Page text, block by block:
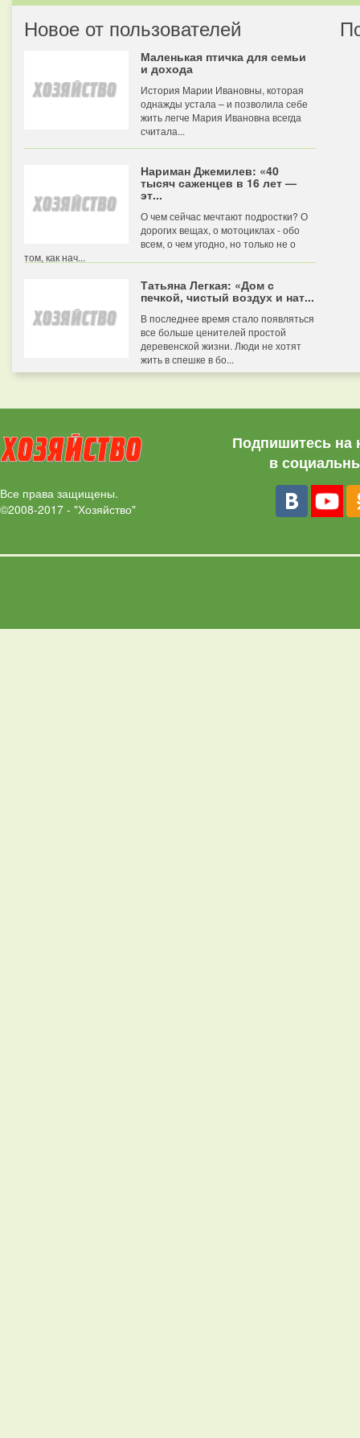
Новое от пользователей
Маленькая птичка для семьи
и дохода
История Марии Ивановны, которая
однажды устала – и позволила себе
жить легче Мария Ивановна всегда
считала...
Нариман Джемилев: «40
тысяч саженцев в 16 лет —
эт...
О чем сейчас мечтают подростки? О
дорогих вещах, о мотоциклах - обо
всем, о чем угодно, но только не о
том, как нач...
Татьяна Легкая: «Дом с
печкой, чистый воздух и нат...
В последнее время стало появляться
все больше ценителей простой
деревенской жизни. Люди не хотят
жить в спешке в бо...
Все права защищены.
©2008-2017 - "Хозяйство"
Подпишитесь на
в